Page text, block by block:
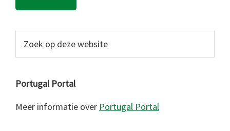
website
Portugal Portal
Meer informatie over Portugal Portal